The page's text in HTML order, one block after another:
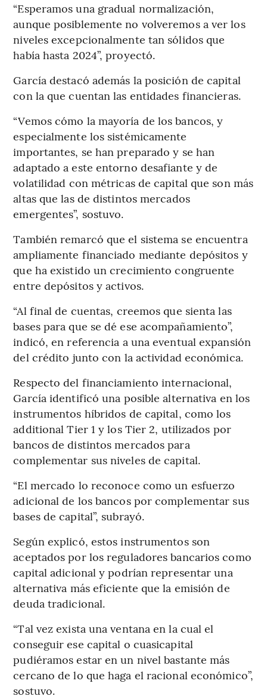
“Esperamos una gradual normalización,
aunque posiblemente no volveremos a ver los
niveles excepcionalmente tan sólidos que
había hasta 2024”, proyectó.
García destacó además la posición de capital
con la que cuentan las entidades financieras.
“Vemos cómo la mayoría de los bancos, y
especialmente los sistémicamente
importantes, se han preparado y se han
adaptado a este entorno desafiante y de
volatilidad con métricas de capital que son más
altas que las de distintos mercados
emergentes”, sostuvo.
También remarcó que el sistema se encuentra
ampliamente financiado mediante depósitos y
que ha existido un crecimiento congruente
entre depósitos y activos.
“Al final de cuentas, creemos que sienta las
bases para que se dé ese acompañamiento”,
indicó, en referencia a una eventual expansión
del crédito junto con la actividad económica.
Respecto del financiamiento internacional,
García identificó una posible alternativa en los
instrumentos híbridos de capital, como los
additional Tier 1 y los Tier 2, utilizados por
bancos de distintos mercados para
complementar sus niveles de capital.
“El mercado lo reconoce como un esfuerzo
adicional de los bancos por complementar sus
bases de capital”, subrayó.
Según explicó, estos instrumentos son
aceptados por los reguladores bancarios como
capital adicional y podrían representar una
alternativa más eficiente que la emisión de
deuda tradicional.
“Tal vez exista una ventana en la cual el
conseguir ese capital o cuasicapital
pudiéramos estar en un nivel bastante más
cercano de lo que haga el racional económico”,
sostuvo.